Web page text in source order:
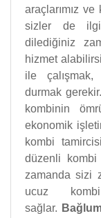
araçlarımız
sizler de
dilediğiniz
hizmet
ile
durmak
kombinin
ekonomik
kombi
düzenli kombi
zamanda sizi
ucuz
sağlar.